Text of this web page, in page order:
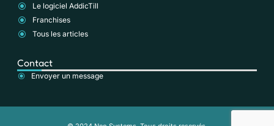
Le logiciel AddicTill
Franchises
Tous les articles
Contact
Envoyer un message